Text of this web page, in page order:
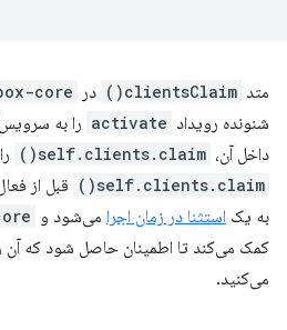
متد clientsClaim() در core
شنونده رویداد activate را به
داخل آن، self.clients.claim()
self.clients.claim()
قبل از
به یک استثنا در زمان اجرا می‌شود و wrapper
کمک می‌کند تا اطمینان حاصل شود که آن
می‌کنید.